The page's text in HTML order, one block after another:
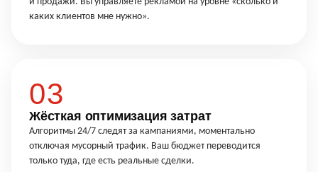
каких клиентов мне нужно».
03
Жёсткая оптимизация затрат
Алгоритмы 24/7 следят за кампаниями, моментально
отключая мусорный трафик. Ваш бюджет переводится
только туда, где есть реальные сделки.